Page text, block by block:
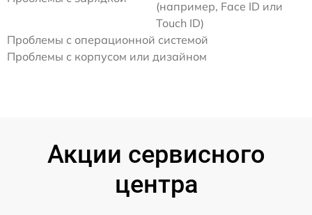
(например, Face ID или
Touch ID)
Проблемы с операционной системой
Проблемы с корпусом или дизайном
Акции сервисного
центра